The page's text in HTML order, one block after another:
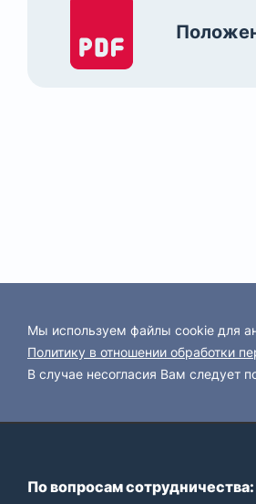
Мы используем файлы cookie для
Политику в отношении обработки
В случае несогласия Вам следует
По вопросам сотрудничества: